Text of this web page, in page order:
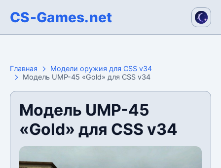
CS-Games.net
Главная
Модели оружия для CSS v34
Модель UMP-45 «Gold» для CSS v34
Модель UMP-45
«Gold» для CSS v34